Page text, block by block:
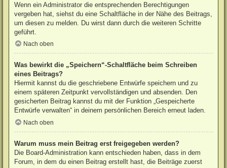
Wenn ein Administrator die entsprechenden Berechtigungen
vergeben hat, siehst du eine Schaltfläche in der Nähe des Beitrags,
um diesen zu melden. Du wirst dann durch die weiteren Schritte
geführt.
Nach oben
Was bewirkt die „Speichern“-Schaltfläche beim Schreiben
eines Beitrags?
Hiermit kannst du die geschriebene Entwürfe speichern und zu
einem späteren Zeitpunkt vervollständigen und absenden. Den
gesicherten Beitrag kannst du mit der Funktion „Gespeicherte
Entwürfe verwalten“ in deinem persönlichen Bereich erneut laden.
Nach oben
Warum muss mein Beitrag erst freigegeben werden?
Die Board-Administration kann entschieden haben, dass in dem
Forum, in dem du einen Beitrag erstellt hast, die Beiträge zuerst